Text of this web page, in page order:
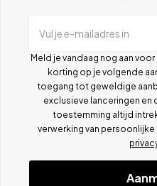
Vul je e-mailadres in
Meld je vandaag nog aan
korting op je volgende
toegang tot geweldige
exclusieve lanceringen en
toestemming altijd
verwerking van